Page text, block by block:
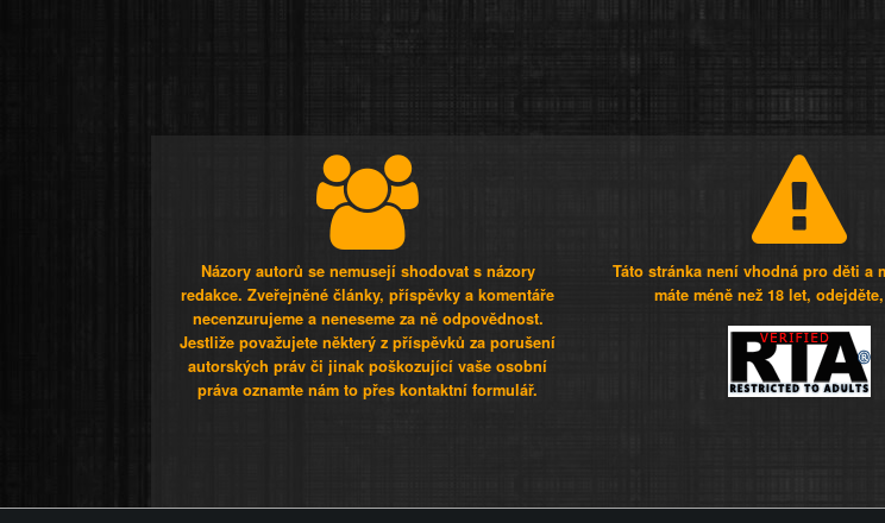
Názory autorů se nemusejí shodovat s názory
redakce. Zveřejněné články, příspěvky a komentáře
necenzurujeme a neneseme za ně odpovědnost.
Jestliže považujete některý z příspěvků za porušení
autorských práv či jinak poškozující vaše osobní
práva oznamte nám to přes kontaktní formulář.
Táto stránka není vhodná pro děti a
máte méně než 18 let,